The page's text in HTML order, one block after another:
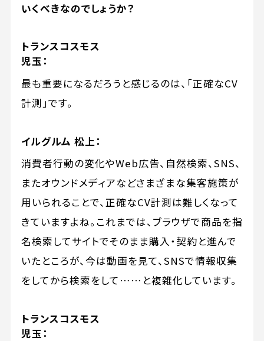
いくべきなのでしょうか？
トランスコスモス
児玉：
最も重要になるだろうと感じるのは、「正確なCV
計測」です。
イルグルム 松上：
消費者行動の変化やWeb広告、自然検索、SNS、
またオウンドメディアなどさまざまな集客施策が
用いられることで、正確なCV計測は難しくなって
きていますよね。これまでは、ブラウザで商品を指
名検索してサイトでそのまま購入・契約と進んで
いたところが、今は動画を見て、SNSで情報収集
をしてから検索をして……と複雑化しています。
トランスコスモス
児玉：